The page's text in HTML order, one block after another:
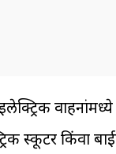
किंवा